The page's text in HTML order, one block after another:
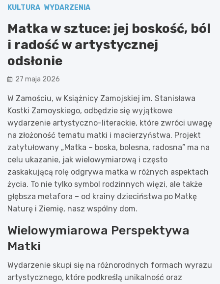
KULTURA WYDARZENIA
Matka w sztuce: jej boskość, ból
i radość w artystycznej
odsłonie
27 maja 2026
W Zamościu, w Książnicy Zamojskiej im. Stanisława
Kostki Zamoyskiego, odbędzie się wyjątkowe
wydarzenie artystyczno-literackie, które zwróci uwagę
na złożoność tematu matki i macierzyństwa. Projekt
zatytułowany „Matka – boska, bolesna, radosna” ma na
celu ukazanie, jak wielowymiarową i często
zaskakującą rolę odgrywa matka w różnych aspektach
życia. To nie tylko symbol rodzinnych więzi, ale także
głębsza metafora – od krainy dzieciństwa po Matkę
Naturę i Ziemię, nasz wspólny dom.
Wielowymiarowa Perspektywa
Matki
Wydarzenie skupi się na różnorodnych formach wyrazu
artystycznego, które podkreślą unikalność oraz